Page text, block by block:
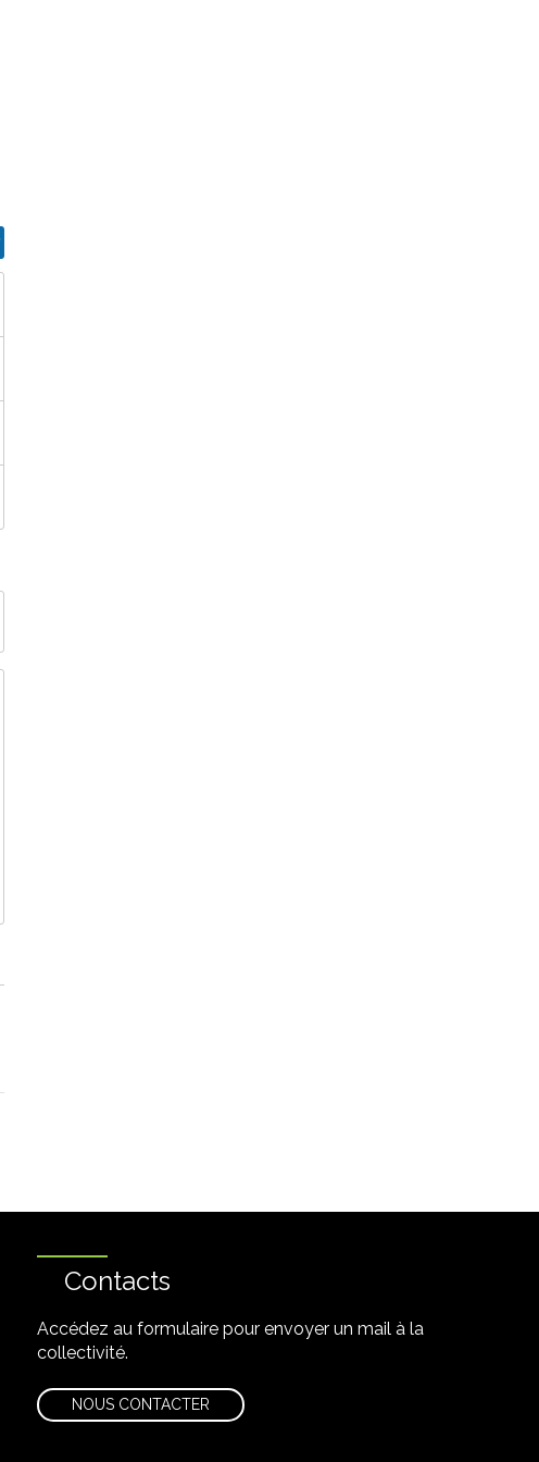
Contacts
Accédez au formulaire pour envoyer un mail à la
collectivité.
NOUS CONTACTER